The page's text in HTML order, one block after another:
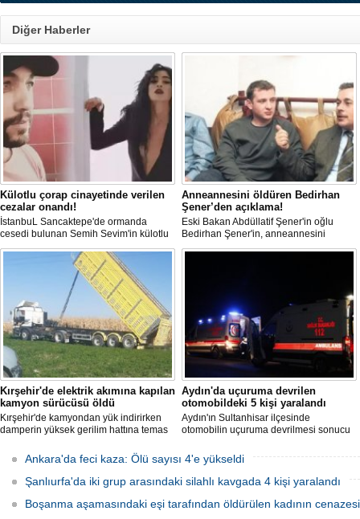
Diğer Haberler
Külotlu çorap cinayetinde verilen
cezalar onandı!
İstanbuL Sancaktepe'de ormanda
cesedi bulunan Semih Sevim'in külotlu
çorapla boğularak öldürüldüğü
iddiasına ilişkin sanık Seçil Çiftçi'ye
verilen 'ağırlaştırılmış müebbet' ve
babası hakkındaki 'müebbet' kararı,
istinaf mahkemesi onadı.
Anneannesini öldüren Bedirhan
Şener’den açıklama!
Eski Bakan Abdüllatif Şener'in oğlu
Bedirhan Şener'in, anneannesini
öldürmesine ilişkin davada karar
çekerken, Şener'e verilen ceza belli
Kırşehir'de elektrik akımına kapılan
kamyon sürücüsü öldü
Kırşehir'de kamyondan yük indirirken
damperin yüksek gerilim hattına temas
sürücü hayatını kaybetti.
Aydın'da uçuruma devrilen
otomobildeki 5 kişi yaralandı
Aydın'ın Sultanhisar ilçesinde
otomobilin uçuruma devrilmesi sonucu
Ankara'da feci kaza: Ölü sayısı 4'e yükseldi
Şanlıurfa'da iki grup arasındaki silahlı kavgada 4 kişi yaralandı
Boşanma aşamasındaki eşi tarafından öldürülen kadının